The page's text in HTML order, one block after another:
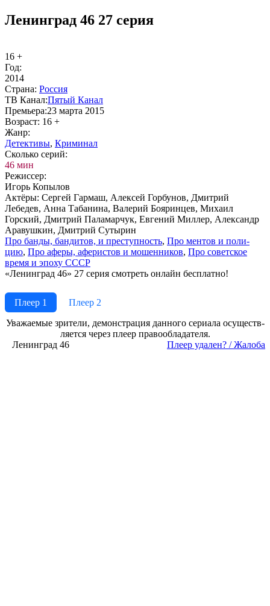
Ленинград 46 27 серия
16 +
Год:
2014
Стра­на: Рос­сия
ТВ Ка­нал:Пя­тый Ка­нал
Пре­мье­ра:23 марта 2015
Воз­раст: 16 +
Жанр:
Де­тек­ти­вы, Кри­ми­нал
Сколь­ко се­рий:
46 мин
Ре­жис­сер:
Игорь Копылов
Ак­тё­ры: Сергей Гармаш, Алексей Горбунов, Дмитрий
Лебедев, Анна Табанина, Валерий Бояринцев, Михаил
Горский, Дмитрий Паламарчук, Евгений Миллер, Александр
Аравушкин, Дмитрий Сутырин
Про бан­ды, бан­ди­тов, и пре­ступ­ность, Про мен­тов и по­ли­
цию, Про афе­ры, афе­ри­стов и мо­шен­ни­ков, Про со­вет­ское
вре­мя и эпо­ху СССР
«Ленинград 46» 27 серия смотреть онлайн бесплатно!
Плеер 1
Плеер 2
Ува­жае­мые зри­те­ли, де­мон­ст­ра­ция дан­но­го се­риа­ла осу­ще­ст­в­
ля­ет­ся че­рез пле­ер пра­во­об­ла­да­те­ля.
Ленинград 46
Пле­ер уда­лен? / Жа­ло­ба